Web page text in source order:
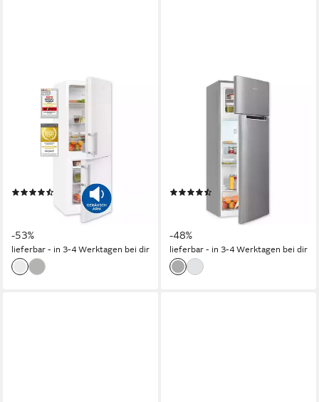
EXQUISIT
Kühl-/Gefrierkombination
KGC5233-60-HE-040D
50 x 142.5 x 56 cm
Kapazität Kühlen
Kapazität Frieren
UVP699,00 €
mtl. in 24 Raten
-53%
lieferbar - in 3-4 Werktagen bei dir
EXQUISIT
Kühl-/Gefrierkombination
KGC5270-45-040E
55 x 143 x 555 cm
Kapazität Kühlen
Kapazität Frieren
(4)
UVP629,00 €
mtl. in 24 Raten
-48%
lieferbar - in 3-4 Werktagen bei dir